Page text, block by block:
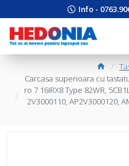
Info -
Carcasa superioara cu
ro 7 16IRX8 Type 82WR,
2V3000110, AP2V3000120,